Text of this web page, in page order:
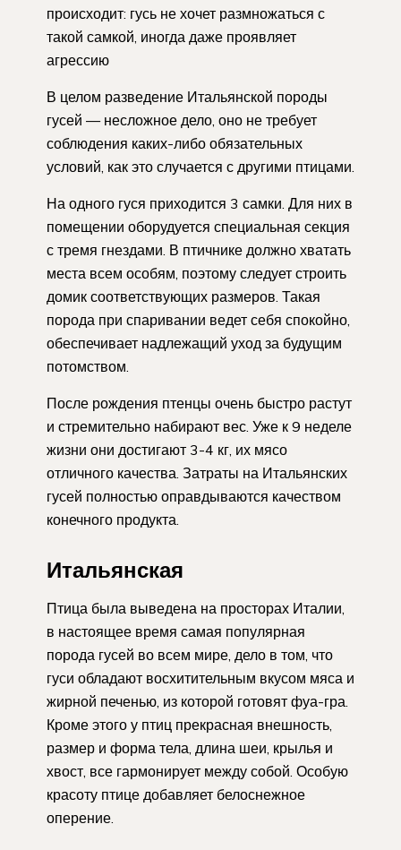
происходит: гусь не хочет размножаться с
такой самкой, иногда даже проявляет
агрессию
В целом разведение Итальянской породы
гусей — несложное дело, оно не требует
соблюдения каких-либо обязательных
условий, как это случается с другими птицами.
На одного гуся приходится 3 самки. Для них в
помещении оборудуется специальная секция
с тремя гнездами. В птичнике должно хватать
места всем особям, поэтому следует строить
домик соответствующих размеров. Такая
порода при спаривании ведет себя спокойно,
обеспечивает надлежащий уход за будущим
потомством.
После рождения птенцы очень быстро растут
и стремительно набирают вес. Уже к 9 неделе
жизни они достигают 3-4 кг, их мясо
отличного качества. Затраты на Итальянских
гусей полностью оправдываются качеством
конечного продукта.
Итальянская
Птица была выведена на просторах Италии,
в настоящее время самая популярная
порода гусей во всем мире, дело в том, что
гуси обладают восхитительным вкусом мяса и
жирной печенью, из которой готовят фуа-гра.
Кроме этого у птиц прекрасная внешность,
размер и форма тела, длина шеи, крылья и
хвост, все гармонирует между собой. Особую
красоту птице добавляет белоснежное
оперение.